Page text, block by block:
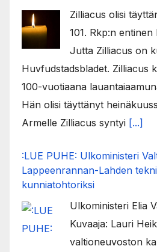
Zilliacus olisi
101. Rkp:n
Jutta Zilliacus on
Huvfudstadsbladet. Zilliacus
100-vuotiaana
Hän olisi täyttänyt
Armelle Zilliacus syntyi [...]
:LUE PUHE: Ulkoministeri
Lappeenrannan-Lahden
kunniatohtoriksi
Ulkoministeri Elia
Kuvaaja: Lauri
valtioneuvoston